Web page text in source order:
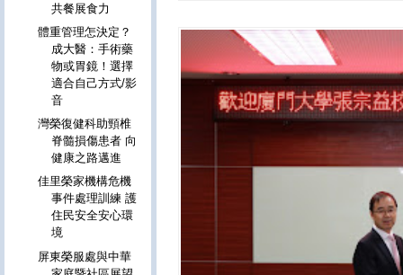
共餐展食力
體重管理怎決定？
成大醫：手術藥
物或胃鏡！選擇
適合自己方式/影
音
灣榮復健科助頸椎
脊髓損傷患者 向
健康之路邁進
佳里榮家機構危機
事件處理訓練 護
住民安全安心環
境
屏東榮服處與中華